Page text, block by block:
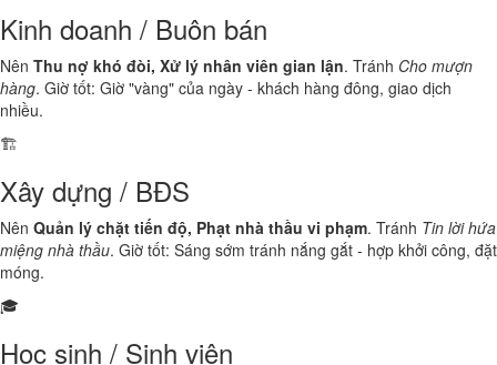
Kinh doanh / Buôn bán
Nên Thu nợ khó đòi, Xử lý nhân viên gian lận. Tránh Cho mượn
hàng. Giờ tốt: Giờ "vàng" của ngày - khách hàng đông, giao dịch
nhiều.
🏗️
Xây dựng / BĐS
Nên Quản lý chặt tiến độ, Phạt nhà thầu vi phạm. Tránh Tin lời hứa
miệng nhà thầu. Giờ tốt: Sáng sớm tránh nắng gắt - hợp khởi công, đặt
móng.
🎓
Học sinh / Sinh viên